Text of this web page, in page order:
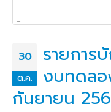
30
ต.ค.
รายกา
งบทดลอ
กันยายน